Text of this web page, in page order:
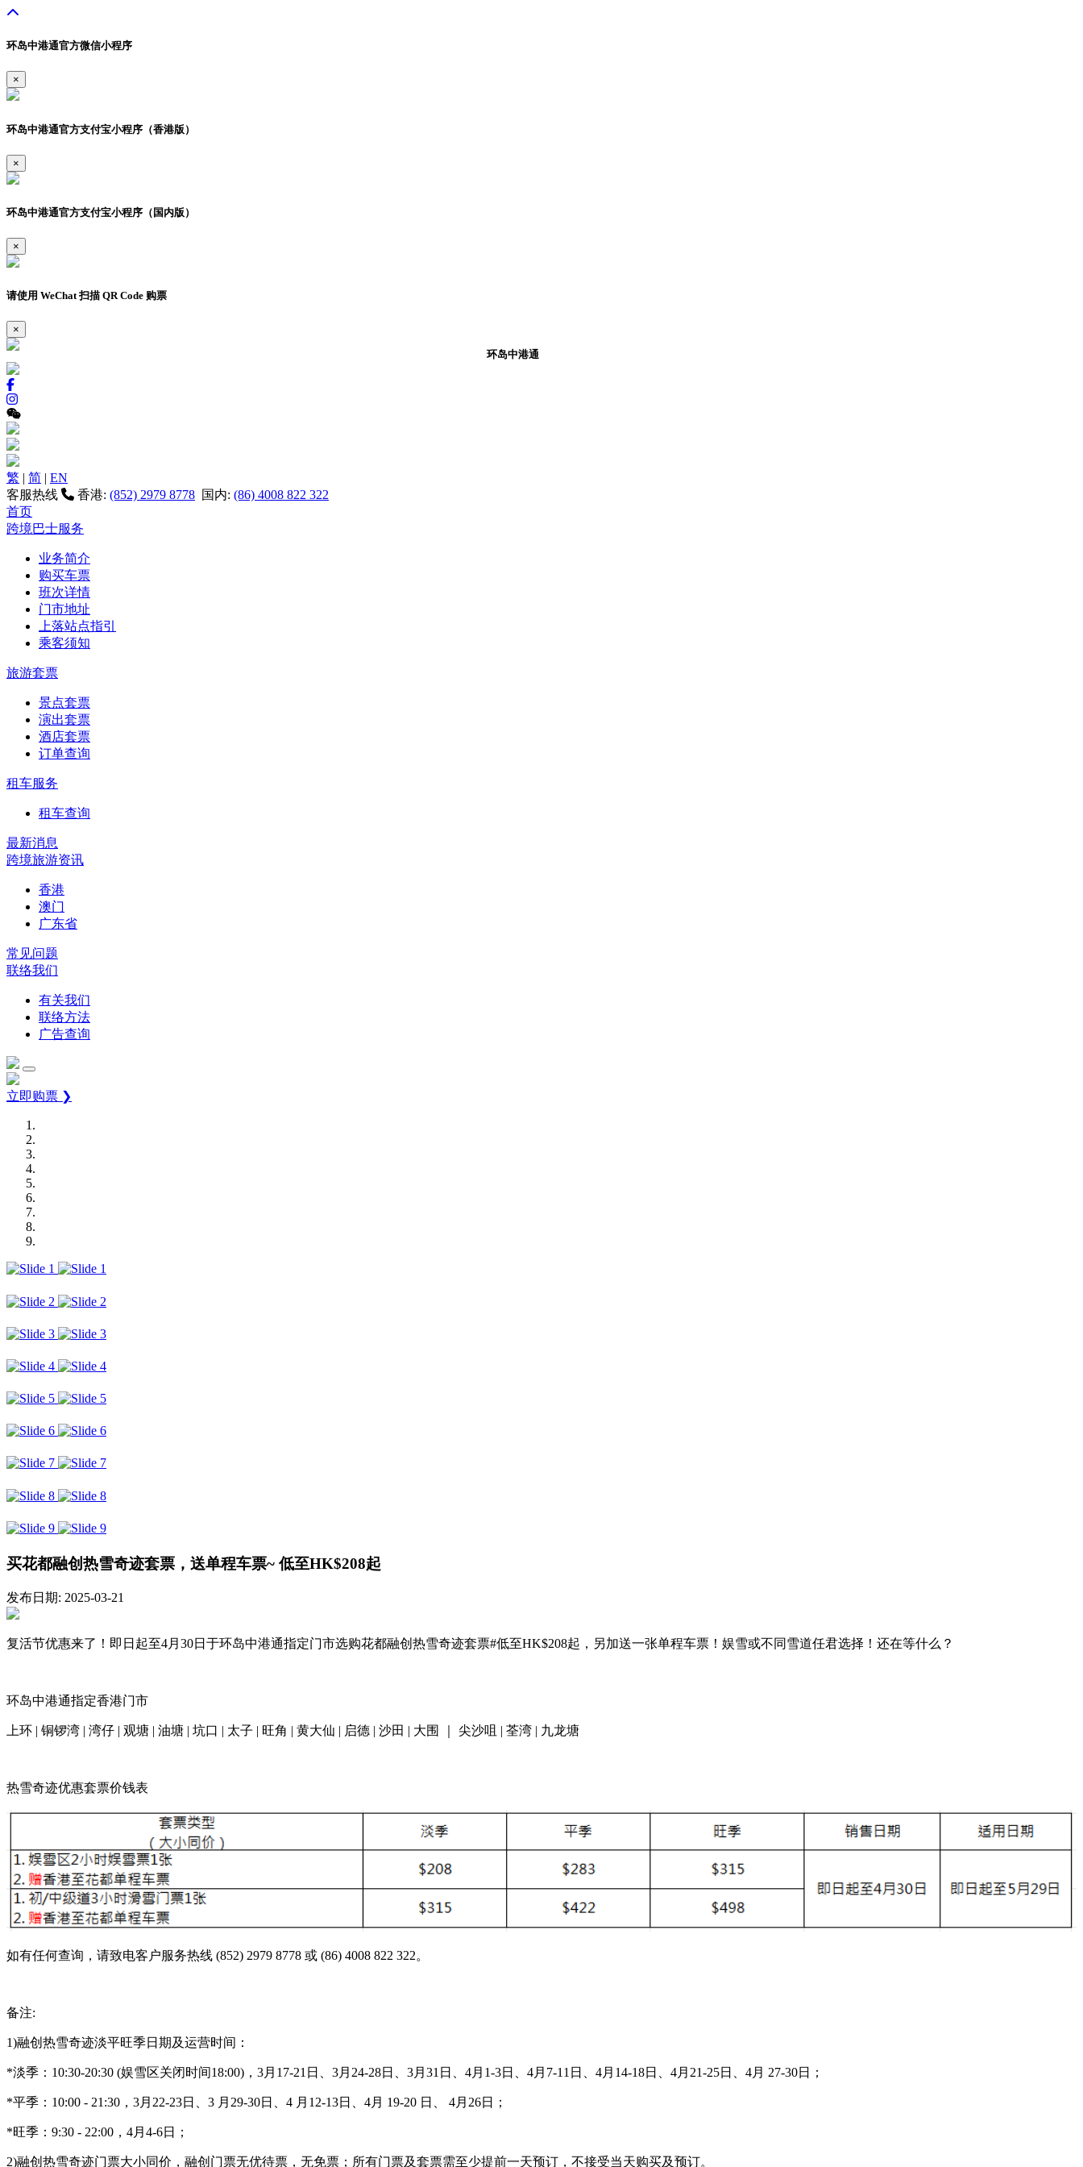
环岛中港通官方微信小程序
×
环岛中港通官方支付宝小程序（香港版）
×
环岛中港通官方支付宝小程序（国内版）
×
请使用 WeChat 扫描 QR Code 购票
×
环岛中港通
繁 | 简 | EN
客服热线
香港: (852) 2979 8778 国内: (86) 4008 822 322
首页
跨境巴士服务
业务简介
购买车票
班次详情
门市地址
上落站点指引
乘客须知
旅游套票
景点套票
演出套票
酒店套票
订单查询
租车服务
租车查询
最新消息
跨境旅游资讯
香港
澳门
广东省
常见问题
联络我们
有关我们
联络方法
广告查询
立即购票 ❯
买花都融创热雪奇迹套票，送单程车票~ 低至HK$208起
发布日期: 2025-03-21
复活节优惠来了！即日起至4月30日于环岛中港通指定门市选购花都融创热雪奇迹套票#低至HK$208起，另加送一张单程车票！娱雪或不同雪道任君选择！还在等什么？
环岛中港通指定香港门市
上环 | 铜锣湾 | 湾仔 | 观塘 | 油塘 | 坑口 | 太子 | 旺角 | 黄大仙 | 启德 | 沙田 | 大围 ｜ 尖沙咀 | 荃湾 | 九龙塘
热雪奇迹优惠套票价钱表
如有任何查询，请致电客户服务热线 (852) 2979 8778 或 (86) 4008 822 322。
备注:
1)融创热雪奇迹淡平旺季日期及运营时间：
*淡季：10:30-20:30 (娱雪区关闭时间18:00)，3月17-21日、3月24-28日、3月31日、4月1-3日、4月7-11日、4月14-18日、4月21-25日、4月 27-30日；
*平季：10:00 - 21:30，3月22-23日、3 月29-30日、4 月12-13日、4月 19-20 日、 4月26日；
*旺季：9:30 - 22:00，4月4-6日；
2)融创热雪奇迹门票大小同价，融创门票无优待票，无免票；所有门票及套票需至少提前一天预订，不接受当天购买及预订。